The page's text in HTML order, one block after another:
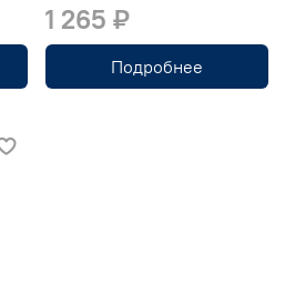
1 265 ₽
Подробнее